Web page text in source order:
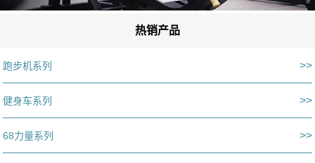
热销产品
跑步机系列 >>
健身车系列 >>
68力量系列 >>